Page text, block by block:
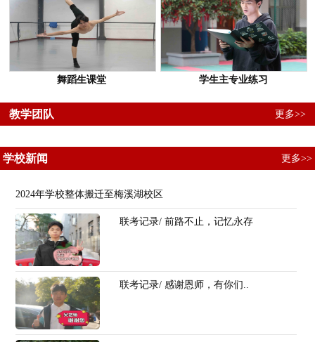
舞蹈生课堂 学生主专业练习
教学团队 更多>>
学校新闻 更多>>
2024年学校整体搬迁至梅溪湖校区
联考记录/ 前路不止，记忆永存
联考记录/ 感谢恩师，有你们..